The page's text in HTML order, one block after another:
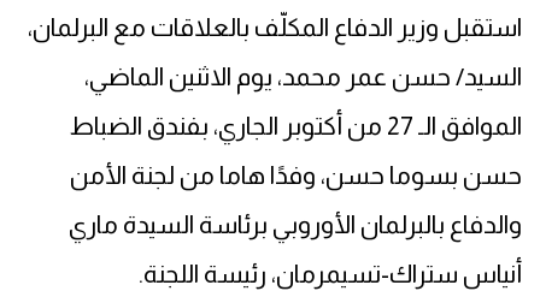
استقبل وزير الدفاع المكلّف بالعلاقات مع البرلمان،
السيد/ حسن عمر محمد، يوم الاثنين الماضي،
الموافق الـ 27 من أكتوبر الجاري، بفندق الضباط
حسن بسوما حسن، وفدًا هاما من لجنة الأمن
والدفاع بالبرلمان الأوروبي برئاسة السيدة ماري
أنياس ستراك-تسيمرمان، رئيسة اللجنة.